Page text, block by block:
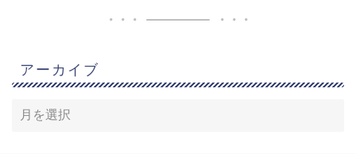
アーカイブ